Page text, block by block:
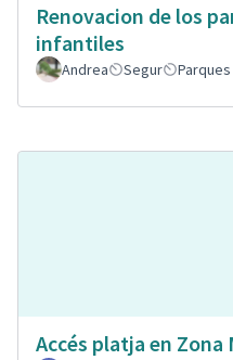
Renovacion de los
infantiles
Andrea Segur
Accés platja en Zona